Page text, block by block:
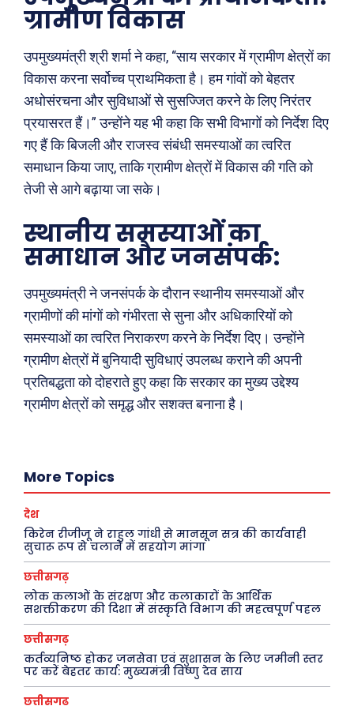
छत्तीसगढ़
देश
दुनिया
राजनीति
अपराध
सरकारी योजना
मनोरंजन
फ़िल्मी दुनिया
खेल
अजब-ग़ज़ब
पर्यटन
जानकारी
Tech
Laptops
Mobiles
कैरियर और शिक्षा
व्यंग्य : गुस्ताखी माफ़
आज का कार्टून
शायरी
संस्मरण
मधुर वचन
अन्य
धर्म व अध्यात्म
Real Estate
Finance
महिला जगत
Facebook Instagram
About Us Privacy Policy
ग्रामीण विकास
उपमुख्यमंत्री श्री शर्मा ने कहा, “साय सरकार में ग्रामीण क्षेत्रों का
विकास करना सर्वोच्च प्राथमिकता है। हम गांवों को बेहतर
अधोसंरचना और सुविधाओं से सुसज्जित करने के लिए निरंतर
प्रयासरत हैं।” उन्होंने यह भी कहा कि सभी विभागों को निर्देश दिए
गए हैं कि बिजली और राजस्व संबंधी समस्याओं का त्वरित
समाधान किया जाए, ताकि ग्रामीण क्षेत्रों में विकास की गति को
तेजी से आगे बढ़ाया जा सके।
स्थानीय समस्याओं का
समाधान और जनसंपर्क:
उपमुख्यमंत्री ने जनसंपर्क के दौरान स्थानीय समस्याओं और
ग्रामीणों की मांगों को गंभीरता से सुना और अधिकारियों को
समस्याओं का त्वरित निराकरण करने के निर्देश दिए। उन्होंने
ग्रामीण क्षेत्रों में बुनियादी सुविधाएं उपलब्ध कराने की अपनी
प्रतिबद्धता को दोहराते हुए कहा कि सरकार का मुख्य उद्देश्य
ग्रामीण क्षेत्रों को समृद्ध और सशक्त बनाना है।
More Topics
देश
किरेन रीजीजू ने राहुल गांधी से मानसून सत्र की कार्यवाही
सुचारू रूप से चलाने में सहयोग मांगा
छत्तीसगढ़
लोक कलाओं के संरक्षण और कलाकारों के आर्थिक
सशक्तीकरण की दिशा में संस्कृति विभाग की महत्वपूर्ण पहल
छत्तीसगढ़
कर्तव्यनिष्ठ होकर जनसेवा एवं सुशासन के लिए जमीनी स्तर
पर करें बेहतर कार्य: मुख्यमंत्री विष्णु देव साय
छत्तीसगढ़